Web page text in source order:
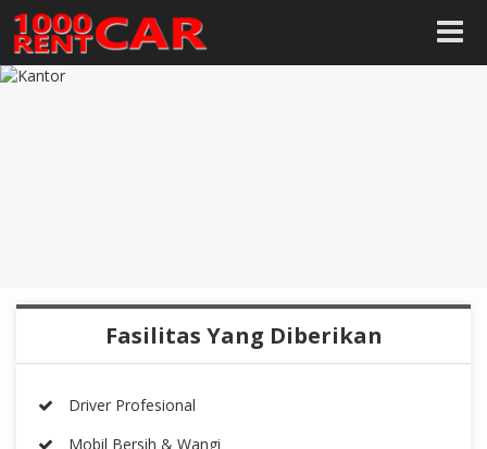
Fasilitas Yang Diberikan
Driver Profesional
Mobil Bersih & Wangi